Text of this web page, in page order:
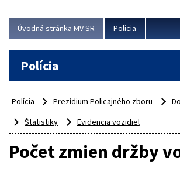
Úvodná stránka MV SR Polícia
Polícia
Polícia Prezídium Policajného zboru
Štatistiky
Evidencia vozidiel
Počet zmien držby